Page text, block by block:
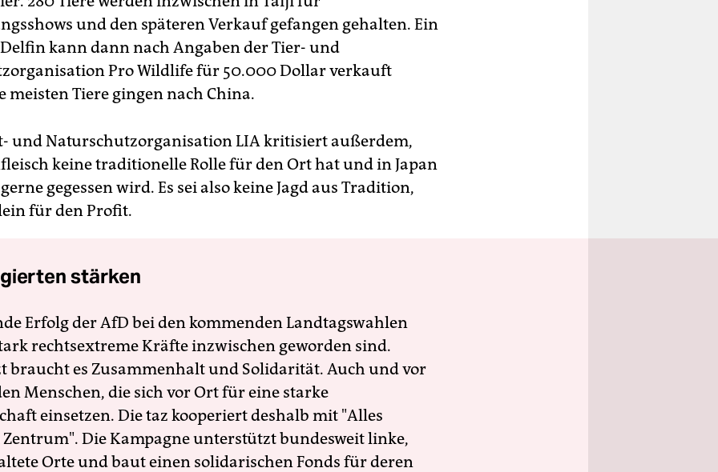
und den späteren Verkauf gefangen gehalten. Ein
kann dann nach Angaben der Tier- und
Pro Wildlife für 50.000 Dollar verkauft
meisten Tiere gingen nach China.
und Naturschutzorganisation LIA kritisiert außerdem,
keine traditionelle Rolle für den Ort hat und in Japan
gegessen wird. Es sei also keine Jagd aus Tradition,
für den Profit.
stärken
Erfolg der AfD bei den kommenden Landtagswahlen
rechtsextreme Kräfte inzwischen geworden sind.
braucht es Zusammenhalt und Solidarität. Auch und vor
Menschen, die sich vor Ort für eine starke
einsetzen. Die taz kooperiert deshalb mit "Alles
Die Kampagne unterstützt bundesweit linke,
Orte und baut einen solidarischen Fonds für deren